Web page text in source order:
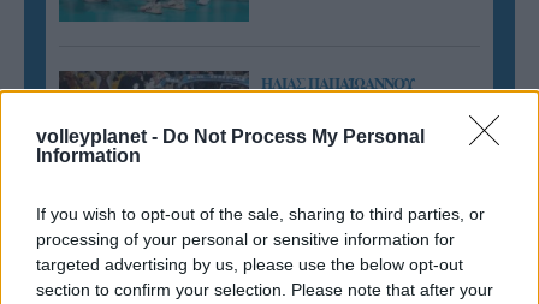
volleyplanet - Do Not Process My Personal
Information
If you wish to opt-out of the sale, sharing to third parties, or
processing of your personal or sensitive information for
targeted advertising by us, please use the below opt-out
section to confirm your selection. Please note that after your
ΗΛΙΑΣ ΠΑΠΑΪΩΑΝΝΟΥ
Αναγνώριση και σεβασμός